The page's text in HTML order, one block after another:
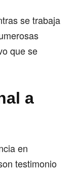
se trabaja
que se
a
en
testimonio